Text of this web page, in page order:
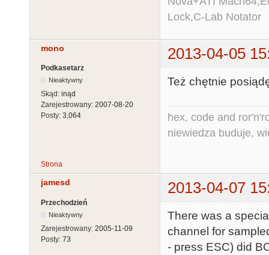
Lock,C-Lab Notator
mono 2013-04-05
Podkasetarz
Nieaktywny
Skąd: inąd
Zarejestrowany: 2007-08-20
Posty: 3,064
Też chętnie
hex, code and
niewiedza buduje,
Strona
jamesd 2013-04-07
Przechodzień
Nieaktywny
Zarejestrowany: 2005-11-09
Posty: 73
There was a
channel for
- press ESC) did